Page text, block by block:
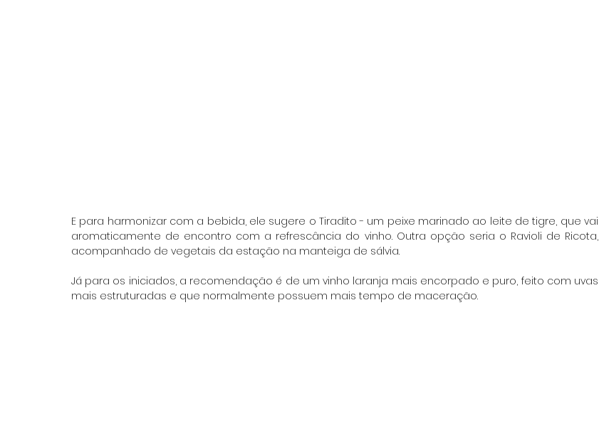
E para harmonizar com a bebida, ele sugere o Tiradito - um peixe marinado ao leite de tigre, que vai
aromaticamente de encontro com a refrescância do vinho. Outra opção seria o Ravioli de Ricota,
acompanhado de vegetais da estação na manteiga de sálvia.
Já para os iniciados, a recomendação é de um vinho laranja mais encorpado e puro, feito com uvas
mais estruturadas e que normalmente possuem mais tempo de maceração.